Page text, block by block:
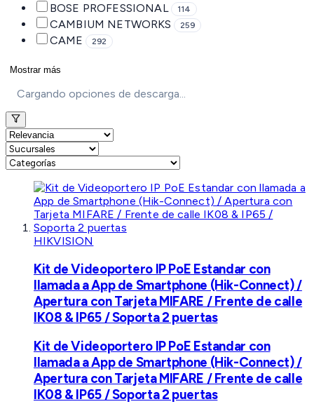
BOSE PROFESSIONAL 114
CAMBIUM NETWORKS 259
CAME 292
Mostrar más
Cargando opciones de descarga...
HIKVISION
Kit de Videoportero IP PoE Estandar con
llamada a App de Smartphone (Hik-Connect) /
Apertura con Tarjeta MIFARE / Frente de calle
IK08 & IP65 / Soporta 2 puertas
Kit de Videoportero IP PoE Estandar con
llamada a App de Smartphone (Hik-Connect) /
Apertura con Tarjeta MIFARE / Frente de calle
IK08 & IP65 / Soporta 2 puertas